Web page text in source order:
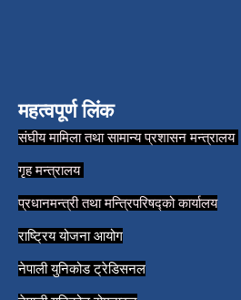
महत्वपूर्ण लिंक
संघीय मामिला तथा सामान्य प्रशासन मन्त्रालय
गृह मन्त्रालय
प्रधानमन्त्री तथा मन्त्रिपरिषद्को कार्यालय
राष्ट्रिय योजना आयोग
नेपाली युनिकोड ट्रेडिसनल